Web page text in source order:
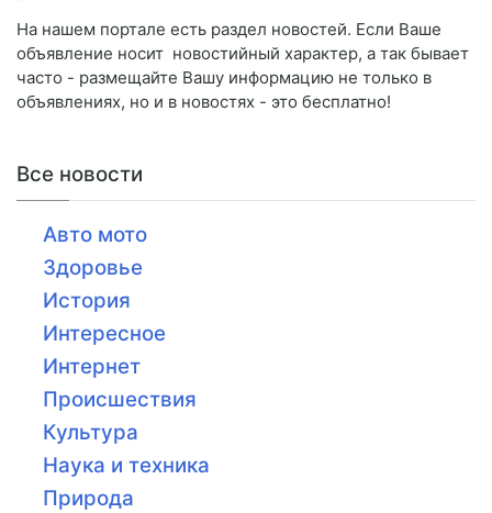
На нашем портале есть раздел новостей. Если Ваше
объявление носит новостийный характер, а так бывает
часто - размещайте Вашу информацию не только в
объявлениях, но и в новостях - это бесплатно!
Все новости
Авто мото
Здоровье
История
Интересное
Интернет
Происшествия
Культура
Наука и техника
Природа